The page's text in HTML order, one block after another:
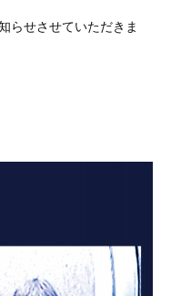
らせさせていただきま